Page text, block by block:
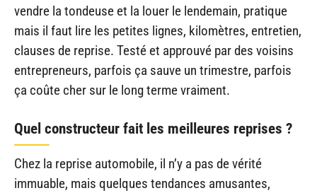
vendre la tondeuse et la louer le lendemain, pratique
mais il faut lire les petites lignes, kilomètres, entretien,
clauses de reprise. Testé et approuvé par des voisins
entrepreneurs, parfois ça sauve un trimestre, parfois
ça coûte cher sur le long terme vraiment.
Quel constructeur fait les meilleures reprises ?
Chez la reprise automobile, il n’y a pas de vérité
immuable, mais quelques tendances amusantes,